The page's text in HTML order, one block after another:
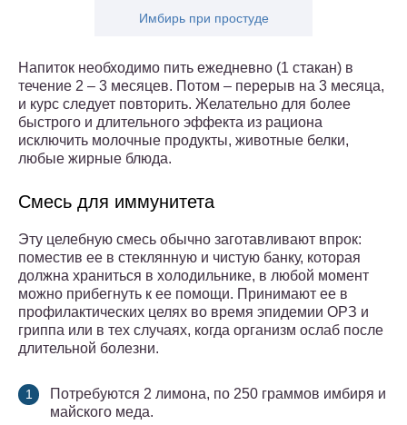
Имбирь при простуде
Напиток необходимо пить ежедневно (1 стакан) в
течение 2 – 3 месяцев. Потом – перерыв на 3 месяца,
и курс следует повторить. Желательно для более
быстрого и длительного эффекта из рациона
исключить молочные продукты, животные белки,
любые жирные блюда.
Смесь для иммунитета
Эту целебную смесь обычно заготавливают впрок:
поместив ее в стеклянную и чистую банку, которая
должна храниться в холодильнике, в любой момент
можно прибегнуть к ее помощи. Принимают ее в
профилактических целях во время эпидемии ОРЗ и
гриппа или в тех случаях, когда организм ослаб после
длительной болезни.
Потребуются 2 лимона, по 250 граммов имбиря и
майского меда.